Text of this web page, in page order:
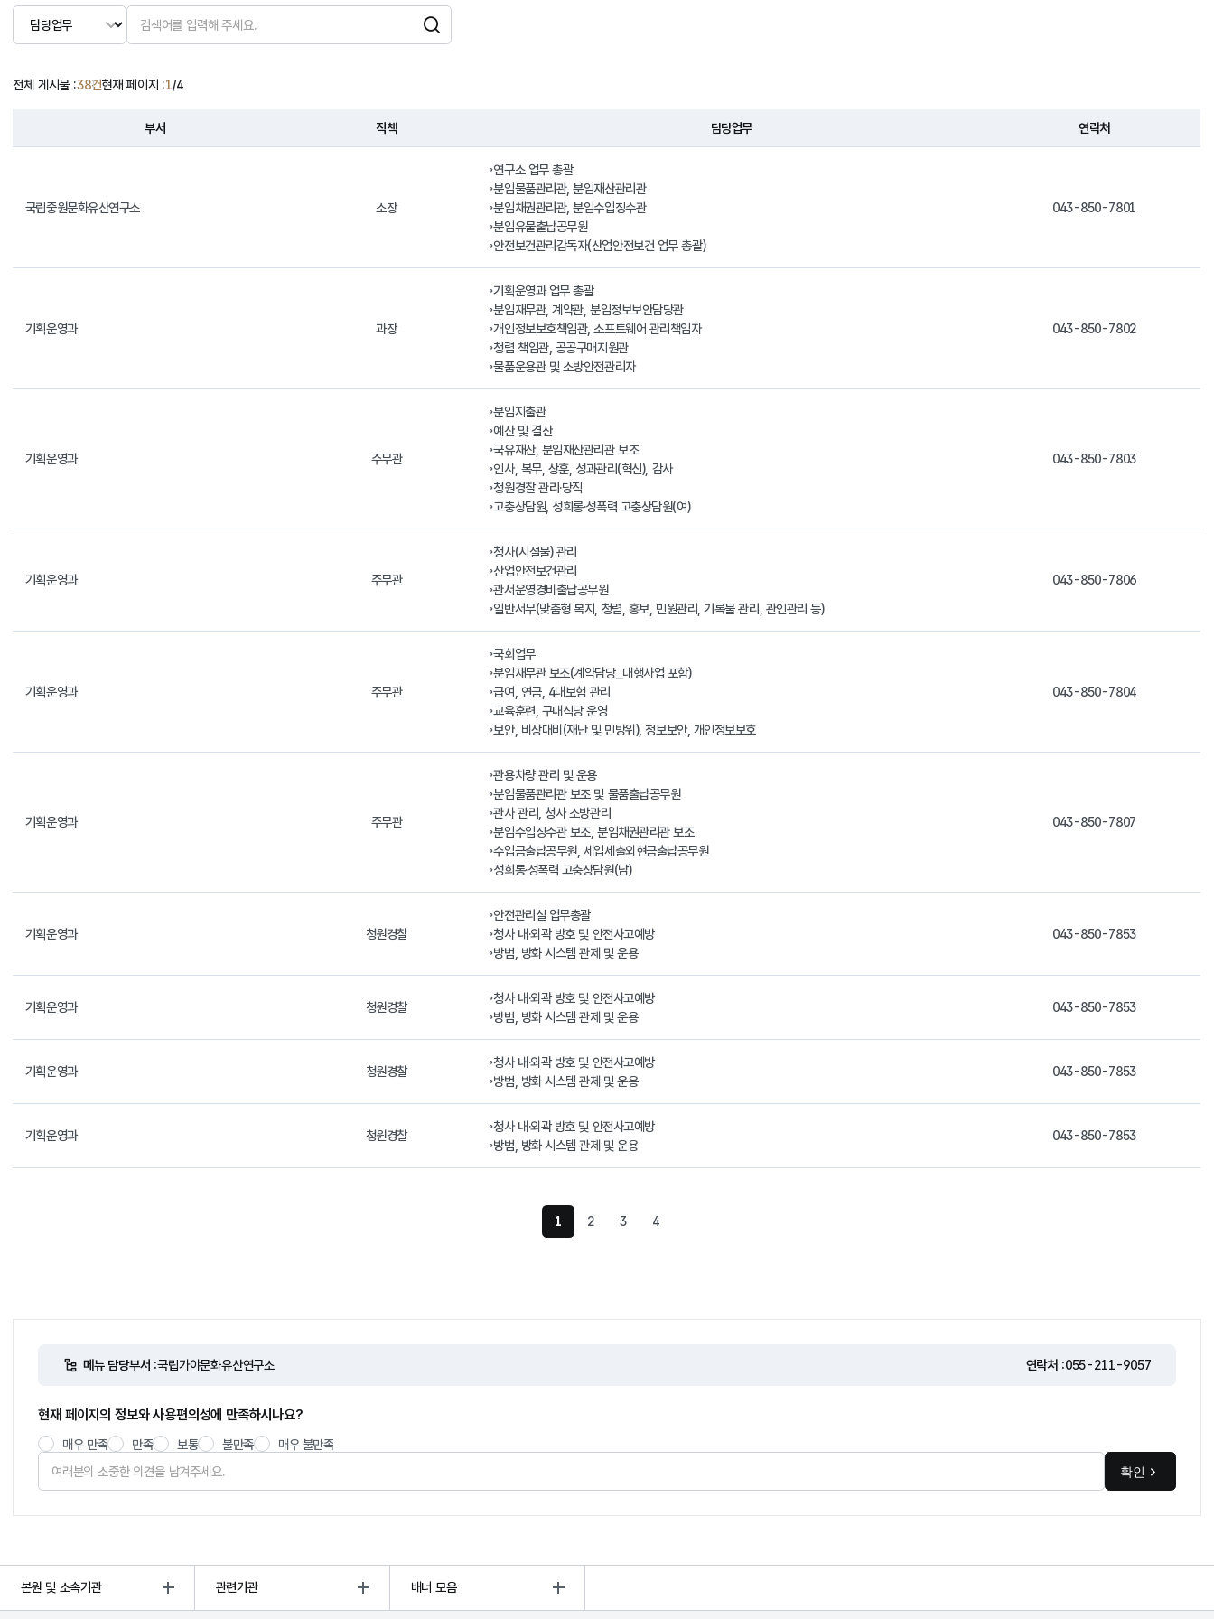
검색
전체 게시물 :38건현재 페이지 :1/4
부서 직책 담당업무 연락처
국립중원문화유산연구소 소장
◦연구소 업무 총괄
◦분임물품관리관, 분임재산관리관
◦분임채권관리관, 분임수입징수관
◦분임유물출납공무원
◦안전보건관리감독자(산업안전보건 업무 총괄)
043-850-7801
기획운영과 과장
◦기획운영과 업무 총괄
◦분임재무관, 계약관, 분임정보보안담당관
◦개인정보보호책임관, 소프트웨어 관리책임자
◦청렴 책임관, 공공구매지원관
◦물품운용관 및 소방안전관리자
043-850-7802
기획운영과 주무관
◦분임지출관
◦예산 및 결산
◦국유재산, 분임재산관리관 보조
◦인사, 복무, 상훈, 성과관리(혁신), 감사
◦청원경찰 관리·당직
◦고충상담원, 성희롱·성폭력 고충상담원(여)
043-850-7803
기획운영과 주무관
◦청사(시설물) 관리
◦산업안전보건관리
◦관서운영경비출납공무원
◦일반서무(맞춤형 복지, 청렴, 홍보, 민원관리, 기록물 관리, 관인관리 등)
043-850-7806
기획운영과 주무관
◦국회업무
◦분임재무관 보조(계약담당_대행사업 포함)
◦급여, 연금, 4대보험 관리
◦교육훈련, 구내식당 운영
◦보안, 비상대비(재난 및 민방위), 정보보안, 개인정보보호
043-850-7804
기획운영과 주무관
◦관용차량 관리 및 운용
◦분임물품관리관 보조 및 물품출납공무원
◦관사 관리, 청사 소방관리
◦분임수입징수관 보조, 분임채권관리관 보조
◦수입금출납공무원, 세입세출외현금출납공무원
◦성희롱·성폭력 고충상담원(남)
043-850-7807
기획운영과 청원경찰
◦안전관리실 업무총괄
◦청사 내·외곽 방호 및 안전사고예방
◦방범, 방화 시스템 관제 및 운용
043-850-7853
기획운영과 청원경찰
◦청사 내·외곽 방호 및 안전사고예방
◦방범, 방화 시스템 관제 및 운용
043-850-7853
기획운영과 청원경찰
◦청사 내·외곽 방호 및 안전사고예방
◦방범, 방화 시스템 관제 및 운용
043-850-7853
기획운영과 청원경찰
◦청사 내·외곽 방호 및 안전사고예방
◦방범, 방화 시스템 관제 및 운용
043-850-7853
1현재 페이지
2 3 4
메뉴 담당부서 :국립가야문화유산연구소 연락처 :055-211-9057
현재 페이지의 정보와 사용편의성에 만족하시나요?
매우 만족 만족 보통 불만족 매우 불만족
확인
본원 및 소속기관 관련기관 배너 모음